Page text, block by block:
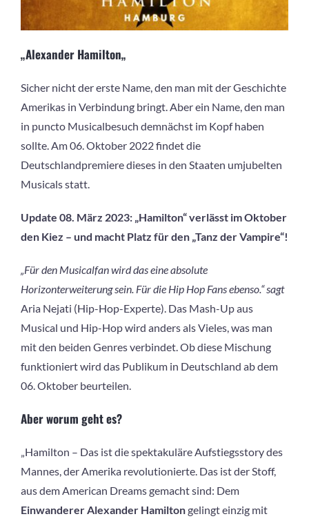
„Alexander Hamilton„
Sicher nicht der erste Name, den man mit der Geschichte
Amerikas in Verbindung bringt. Aber ein Name, den man
in puncto Musicalbesuch demnächst im Kopf haben
sollte. Am 06. Oktober 2022 findet die
Deutschlandpremiere dieses in den Staaten umjubelten
Musicals statt.
Update 08. März 2023: „Hamilton“ verlässt im Oktober
den Kiez – und macht Platz für den „Tanz der Vampire“!
„Für den Musicalfan wird das eine absolute
Horizonterweiterung sein. Für die Hip Hop Fans ebenso.“ sagt
Aria Nejati (Hip-Hop-Experte). Das Mash-Up aus
Musical und Hip-Hop wird anders als Vieles, was man
mit den beiden Genres verbindet. Ob diese Mischung
funktioniert wird das Publikum in Deutschland ab dem
06. Oktober beurteilen.
Aber worum geht es?
„Hamilton – Das ist die spektakuläre Aufstiegsstory des
Mannes, der Amerika revolutionierte. Das ist der Stoff,
aus dem American Dreams gemacht sind: Dem
Einwanderer Alexander Hamiltongelingt einzig mit